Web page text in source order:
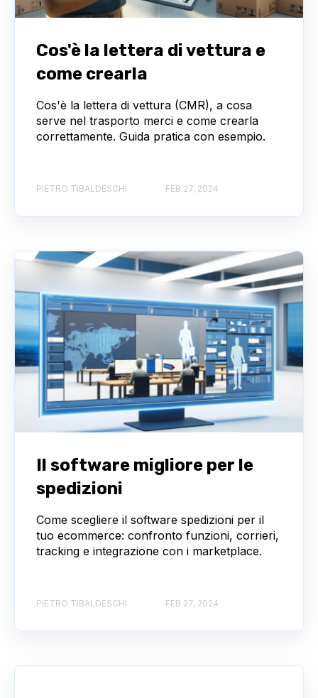
Cos'è la lettera di vettura e
come crearla
Cos'è la lettera di vettura (CMR), a cosa
serve nel trasporto merci e come crearla
correttamente. Guida pratica con esempio.
PIETRO TIBALDESCHI FEB 27, 2024
Il software migliore per le
spedizioni
Come scegliere il software spedizioni per il
tuo ecommerce: confronto funzioni, corrieri,
tracking e integrazione con i marketplace.
PIETRO TIBALDESCHI FEB 27, 2024